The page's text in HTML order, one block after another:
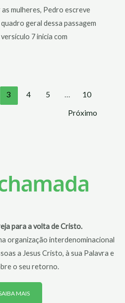
mulheres, Pedro escreve
geral dessa passagem
7 inicia com
3 4 5 … 10
Próximo
para a volta de Cristo.
organização interdenominacional
a Jesus Cristo, à sua Palavra e
o seu retorno.
MAIS